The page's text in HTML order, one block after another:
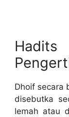
Dhoif secara
disebutka
lemah atau